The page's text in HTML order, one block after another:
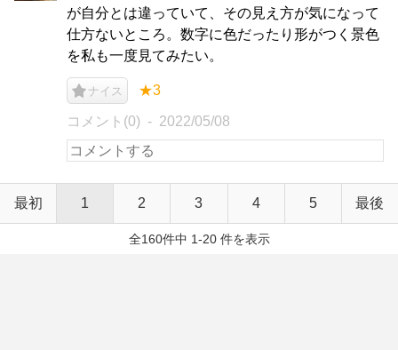
が自分とは違っていて、その見え方が気になって
仕方ないところ。数字に色だったり形がつく景色
を私も一度見てみたい。
ナイス ★3
コメント(0) 2022/05/08
最初 1 2 3 4 5 最後
全160件中 1-20 件を表示